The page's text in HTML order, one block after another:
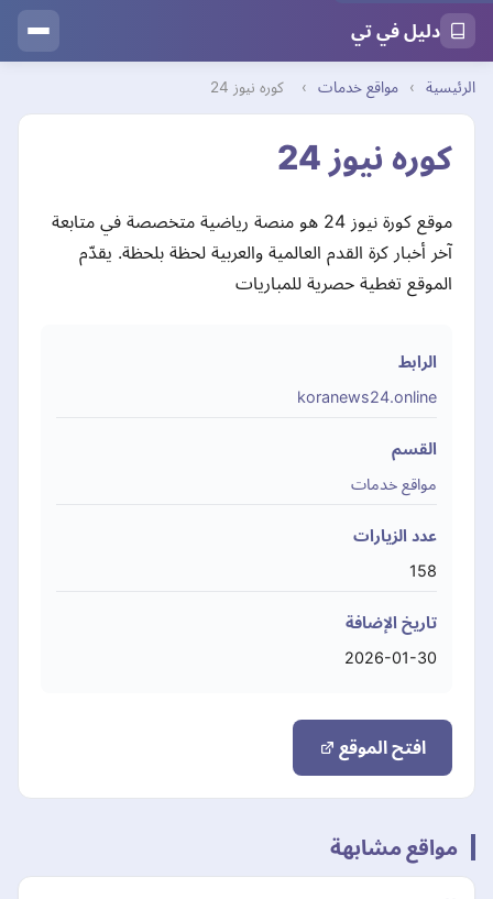
دليل في تي
الرئيسية › مواقع خدمات › كوره نيوز 24
كوره نيوز 24
موقع كورة نيوز 24 هو منصة رياضية متخصصة في متابعة
آخر أخبار كرة القدم العالمية والعربية لحظة بلحظة. يقدّم
الموقع تغطية حصرية للمباريات
الرابط
koranews24.online
القسم
مواقع خدمات
عدد الزيارات
158
تاريخ الإضافة
2026-01-30
افتح الموقع
مواقع مشابهة